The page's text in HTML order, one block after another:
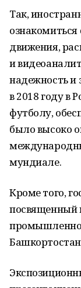
Так,
движения,
и
надежность и
в 2018 году в
футболу,
было высоко
мундиале.
Кроме того,
посвященный